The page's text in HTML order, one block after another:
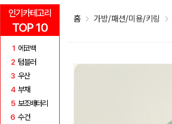
인기카테고리
TOP 10
1 에코백
2 텀블러
3 우산
4 부채
5 보조배터리
6 수건
홈 가방/패션/미용/키링